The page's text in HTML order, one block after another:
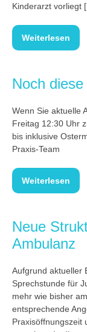
Kinderarzt vorliegt
Weiterlesen
Noch
Wenn Sie aktuelle
Freitag 12:30 Uhr
bis inklusive
Praxis-Team
Weiterlesen
Neue
Ambulanz
Aufgrund aktueller
Sprechstunde für
mehr wie bisher
entsprechende
Praxisöffnungszeit